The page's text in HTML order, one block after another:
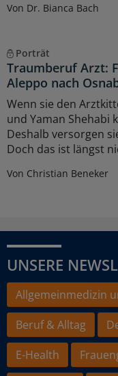
Von Dr. Bianca Bach
Porträt
Traumberuf Arzt:
Aleppo nach
Wenn sie den
und Yaman Shehabi
Deshalb versorgen
Doch das ist längst
Von Christian Beneker
UNSERE
Allgemeinmedizin
Beruf & Alltag
E-Health